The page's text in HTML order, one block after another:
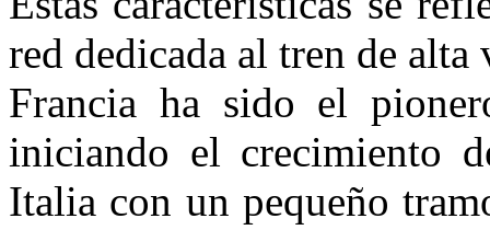
red dedicada al tren de
Francia ha sido el
iniciando el crecimiento
Italia con un pequeño